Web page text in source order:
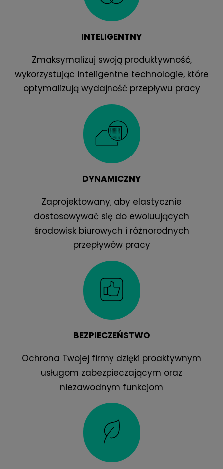
INTELIGENTNY
Zmaksymalizuj swoją produktywność,
wykorzystując inteligentne technologie, które
optymalizują wydajność przepływu pracy
DYNAMICZNY
Zaprojektowany, aby elastycznie
dostosowywać się do ewoluujących
środowisk biurowych i różnorodnych
przepływów pracy
BEZPIECZEŃSTWO
Ochrona Twojej firmy dzięki proaktywnym
usługom zabezpieczającym oraz
niezawodnym funkcjom